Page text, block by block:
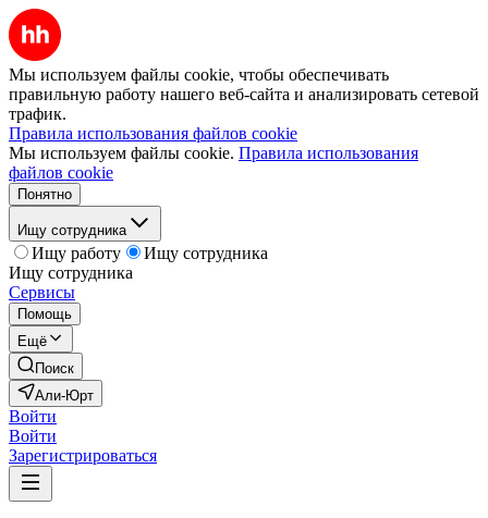
Мы используем файлы cookie, чтобы обеспечивать
правильную работу нашего веб-сайта и анализировать сетевой
трафик.
Правила использования файлов cookie
Мы используем файлы cookie. Правила использования
файлов cookie
Понятно
Ищу сотрудника
Ищу работу
Ищу сотрудника
Ищу сотрудника
Сервисы
Помощь
Ещё
Поиск
Али-Юрт
Войти
Войти
Зарегистрироваться